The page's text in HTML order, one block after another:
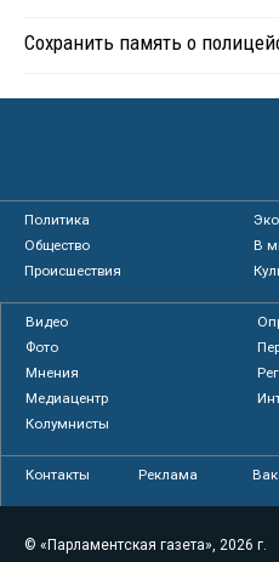
Сохранить память о
Политика
Общество
В
Происшествия
Видео
Фото
Мнения
Медиацентр
Колумнисты
Контакты Реклама
© «Парламентская газета», 2026 г.